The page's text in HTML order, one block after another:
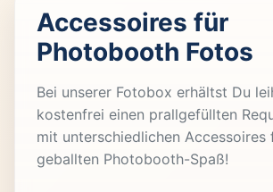
Accessoires für
Photobooth Fotos
Bei unserer Fotobox erhältst Du
kostenfrei einen prallgefüllten
mit unterschiedlichen Accessoires
geballten Photobooth-Spaß!